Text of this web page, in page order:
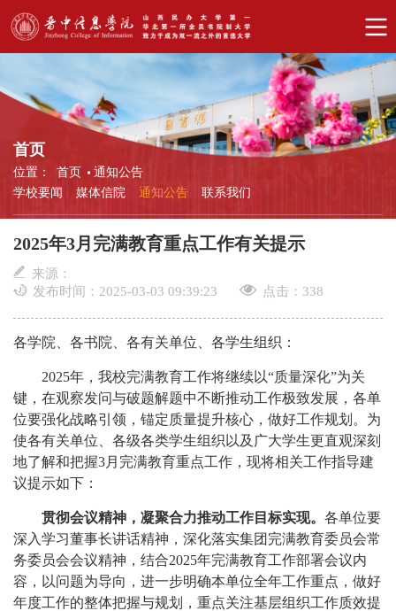
首页
位置： 首页
通知公告
学校要闻
媒体信院 通知公告 联系我们
2025年3月完满教育重点工作有关提示
来源：
发布时间：2025-03-03 09:39:23
点击： 338
各学院、各书院、各有关单位、各学生组织：
2025年，我校完满教育工作将继续以“质量深化”为关
键，在观察发问与破题解题中不断推动工作极致发展，各单
位要强化战略引领，锚定质量提升核心，做好工作规划‌。为
使各有关单位、各级各类学生组织以及广大学生更直观深刻
地了解和把握3月完满教育重点工作，现将相关工作指导建
议提示如下：
贯彻会议精神，凝聚合力推动工作目标实现。 各单位要
深入学习董事长讲话精神，深化落实集团完满教育委员会常
务委员会会议精神，结合2025年完满教育工作部署会议内
容，以问题为导向，进一步明确本单位全年工作重点，做好
年度工作的整体把握与规划，重点关注基层组织工作质效提